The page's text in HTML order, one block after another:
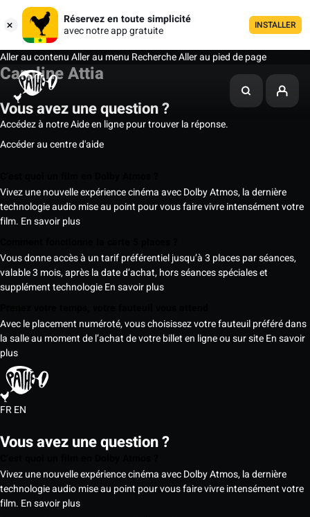
Réservez en toute simplicité
avec notre app gratuite
INSTALLER
Aller au contenuAller au menu RechercheAller au pied de page
Caroline Attia
Vous avez une question ?
Accédez à notre Aide en ligne pour trouver la réponse.
Accéder au centre d'aide
Vivez une nouvelle expérience cinéma avec Dolby Atmos, la dernière
technologie audio mise au point pour vous faire vivre intensément votre
film. En savoir plus
Vous donne accès à un tarif préférentiel jusqu’à 3 places par séances,
valable 3 mois, après la date d’achat, hors séances spéciales et
supplément technologieEn savoir plus
Avec le placement numéroté, vous choisissez votre fauteuil préféré dans
la salle au moment de l’achat de votre billet en ligne ou sur siteEn savoir
plus
FREN
Vous avez une question ?
Vivez une nouvelle expérience cinéma avec Dolby Atmos, la dernière
technologie audio mise au point pour vous faire vivre intensément votre
film. En savoir plus